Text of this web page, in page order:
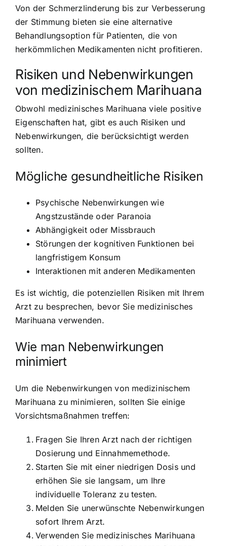
Von der Schmerzlinderung bis zur Verbesserung
der Stimmung bieten sie eine alternative
Behandlungsoption für Patienten, die von
herkömmlichen Medikamenten nicht profitieren.
Risiken und Nebenwirkungen
von medizinischem Marihuana
Obwohl medizinisches Marihuana viele positive
Eigenschaften hat, gibt es auch Risiken und
Nebenwirkungen, die berücksichtigt werden
sollten.
Mögliche gesundheitliche Risiken
Psychische Nebenwirkungen wie
Angstzustände oder Paranoia
Abhängigkeit oder Missbrauch
Störungen der kognitiven Funktionen bei
langfristigem Konsum
Interaktionen mit anderen Medikamenten
Es ist wichtig, die potenziellen Risiken mit Ihrem
Arzt zu besprechen, bevor Sie medizinisches
Marihuana verwenden.
Wie man Nebenwirkungen
minimiert
Um die Nebenwirkungen von medizinischem
Marihuana zu minimieren, sollten Sie einige
Vorsichtsmaßnahmen treffen:
Fragen Sie Ihren Arzt nach der richtigen
Dosierung und Einnahmemethode.
Starten Sie mit einer niedrigen Dosis und
erhöhen Sie sie langsam, um Ihre
individuelle Toleranz zu testen.
Melden Sie unerwünschte Nebenwirkungen
sofort Ihrem Arzt.
Verwenden Sie medizinisches Marihuana